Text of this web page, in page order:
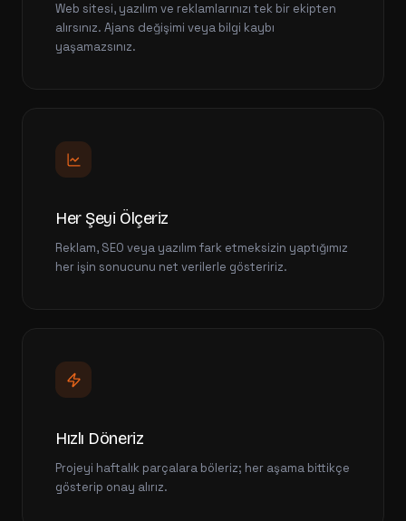
Web sitesi, yazılım ve reklamlarınızı tek bir ekipten
alırsınız. Ajans değişimi veya bilgi kaybı
yaşamazsınız.
Her Şeyi Ölçeriz
Reklam, SEO veya yazılım fark etmeksizin yaptığımız
her işin sonucunu net verilerle gösteririz.
Hızlı Döneriz
Projeyi haftalık parçalara böleriz; her aşama bittikçe
gösterip onay alırız.